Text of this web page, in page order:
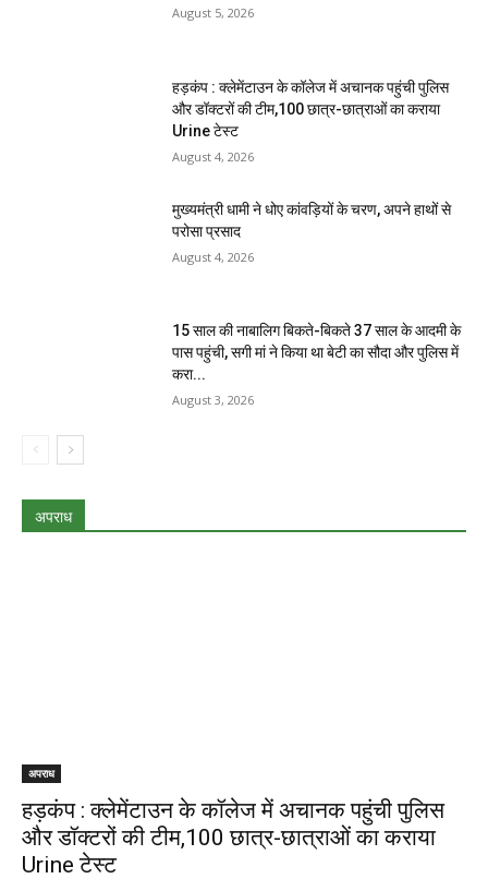
August 5, 2026
हड़कंप : क्लेमेंटाउन के कॉलेज में अचानक पहुंची पुलिस
और डॉक्टरों की टीम,100 छात्र-छात्राओं का कराया
Urine टेस्ट
August 4, 2026
मुख्यमंत्री धामी ने धोए कांवड़ियों के चरण, अपने हाथों से
परोसा प्रसाद
August 4, 2026
15 साल की नाबालिग बिकते-बिकते 37 साल के आदमी के
पास पहुंची, सगी मां ने किया था बेटी का सौदा और पुलिस में
करा...
August 3, 2026
अपराध
अपराध
हड़कंप : क्लेमेंटाउन के कॉलेज में अचानक पहुंची पुलिस
और डॉक्टरों की टीम,100 छात्र-छात्राओं का कराया
Urine टेस्ट